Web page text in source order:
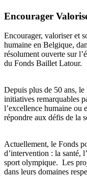
Encourager
Encourager, valoriser et
humaine en Belgique,
résolument ouverte sur
du Fonds Baillet Latour.
Depuis plus de 50 ans,
initiatives remarquables
l’excellence humaine ou
répondre aux défis de la
Actuellement, le Fonds
d’intervention : la santé,
sport olympique. Les
dans leurs domaines